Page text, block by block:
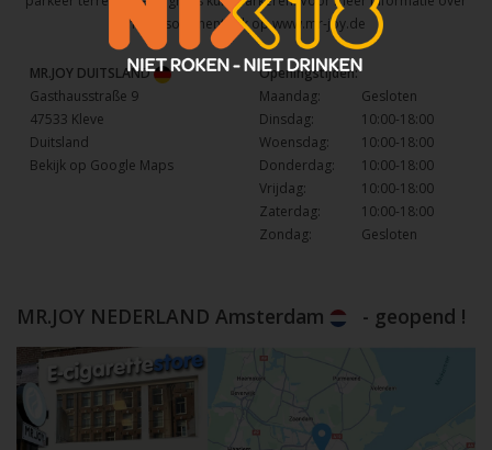
het assortiment kijk opwww.mr-joy.de
MR.JOY DUITSLAND
Gasthausstraße 9
47533 Kleve
Duitsland
Bekijk op Google Maps
Openingstijden:
Maandag:
Gesloten
Dinsdag:
10:00-18:00
Woensdag:
10:00-18:00
Donderdag:
10:00-18:00
Vrijdag:
10:00-18:00
Zaterdag:
10:00-18:00
Zondag:
Gesloten
MR.JOY NEDERLAND Amsterdam - geopend !